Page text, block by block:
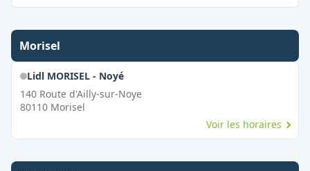
Morisel
Lidl MORISEL - Noyé
140 Route d'Ailly-sur-Noye
80110 Morisel
Voir les horaires